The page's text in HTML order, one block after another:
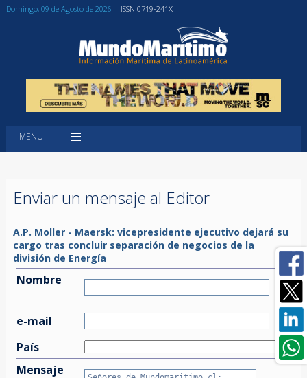
Domingo, 09 de Agosto de 2026 | ISSN 0719-241X
MENU
Enviar un mensaje al Editor
A.P. Moller - Maersk: vicepresidente ejecutivo dejará su
cargo tras concluir separación de negocios de la
división de Energía
Nombre
e-mail
País
Mensaje